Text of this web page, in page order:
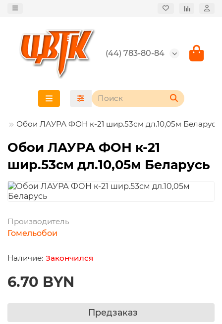
(44) 783-80-84
Обои ЛАУРА ФОН к-21 шир.53см дл.10,05м Беларусь
Обои ЛАУРА ФОН к-21
шир.53см дл.10,05м Беларусь
Производитель
Гомельобои
Закончился
6.70 BYN
Предзаказ